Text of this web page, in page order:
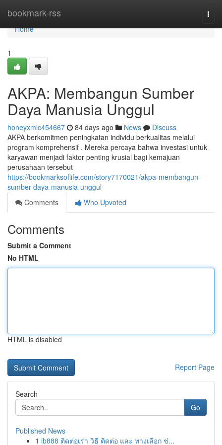
bookmark-rss
Home
Home
1
AKPA: Membangun Sumber
Daya Manusia Unggul
honeyxmlc454667 84 days ago News
Discuss
AKPA berkomitmen peningkatan individu berkualitas melalui
program komprehensif . Mereka percaya bahwa investasi untuk
karyawan menjadi faktor penting krusial bagi kemajuan
perusahaan tersebut
https://bookmarksoflife.com/story7170021/akpa-membangun-
sumber-daya-manusia-unggul
Comments
Who Upvoted
Comments
Submit a Comment
No HTML
HTML is disabled
Report Page
Search
Go
Published News
1 ib888 ติดต่อเรา วิธี ติดต่อ และ ทางเลือก ช่...